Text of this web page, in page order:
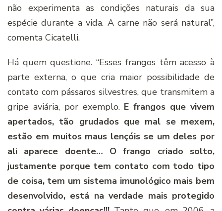
não experimenta as condições naturais da sua
espécie durante a vida. A carne não será natural”,
comenta Cicatelli.
Há quem questione. “Esses frangos têm acesso à
parte externa, o que cria maior possibilidade de
contato com pássaros silvestres, que transmitem a
gripe aviária, por exemplo. E frangos que vivem
apertados, tão grudados que mal se mexem,
estão em muitos maus lençóis se um deles por
ali aparece doente… O frango criado solto,
justamente porque tem contato com todo tipo
de coisa, tem um sistema imunológico mais bem
desenvolvido, está na verdade mais protegido